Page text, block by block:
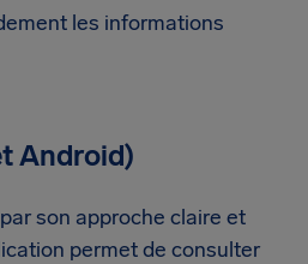
les informations
Android)
son approche claire et
permet de consulter